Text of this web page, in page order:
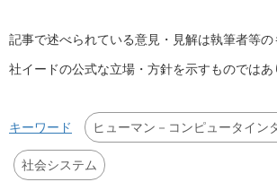
記事で述べられている意見・見解は執筆者等
社イードの公式な立場・方針を示すものではあ
キーワード ヒューマン－コンピュータイン
社会システム